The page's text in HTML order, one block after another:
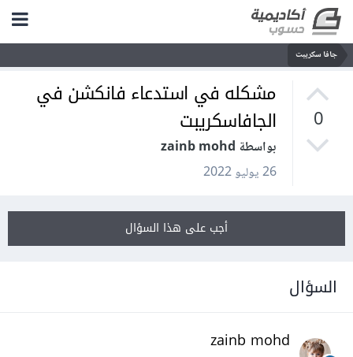
جافا سكريبت
0
مشكله في استدعاء فانكشن في
الجافاسكريبت
بواسطة zainb mohd
26 يوليو 2022
أجب على هذا السؤال
السؤال
zainb mohd